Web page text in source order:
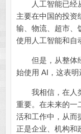
人工智能已经从
主要在中国的投资
输、物流、超市、
使用人工智能和自
但是，从整体经
始使用 AI，这表明
我相信，在人类
重要。在未来的一
活和工作中，从而
正是企业、机构和